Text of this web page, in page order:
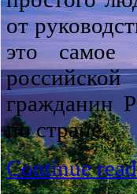
от
это самое
гражданин
по стране.
Continue